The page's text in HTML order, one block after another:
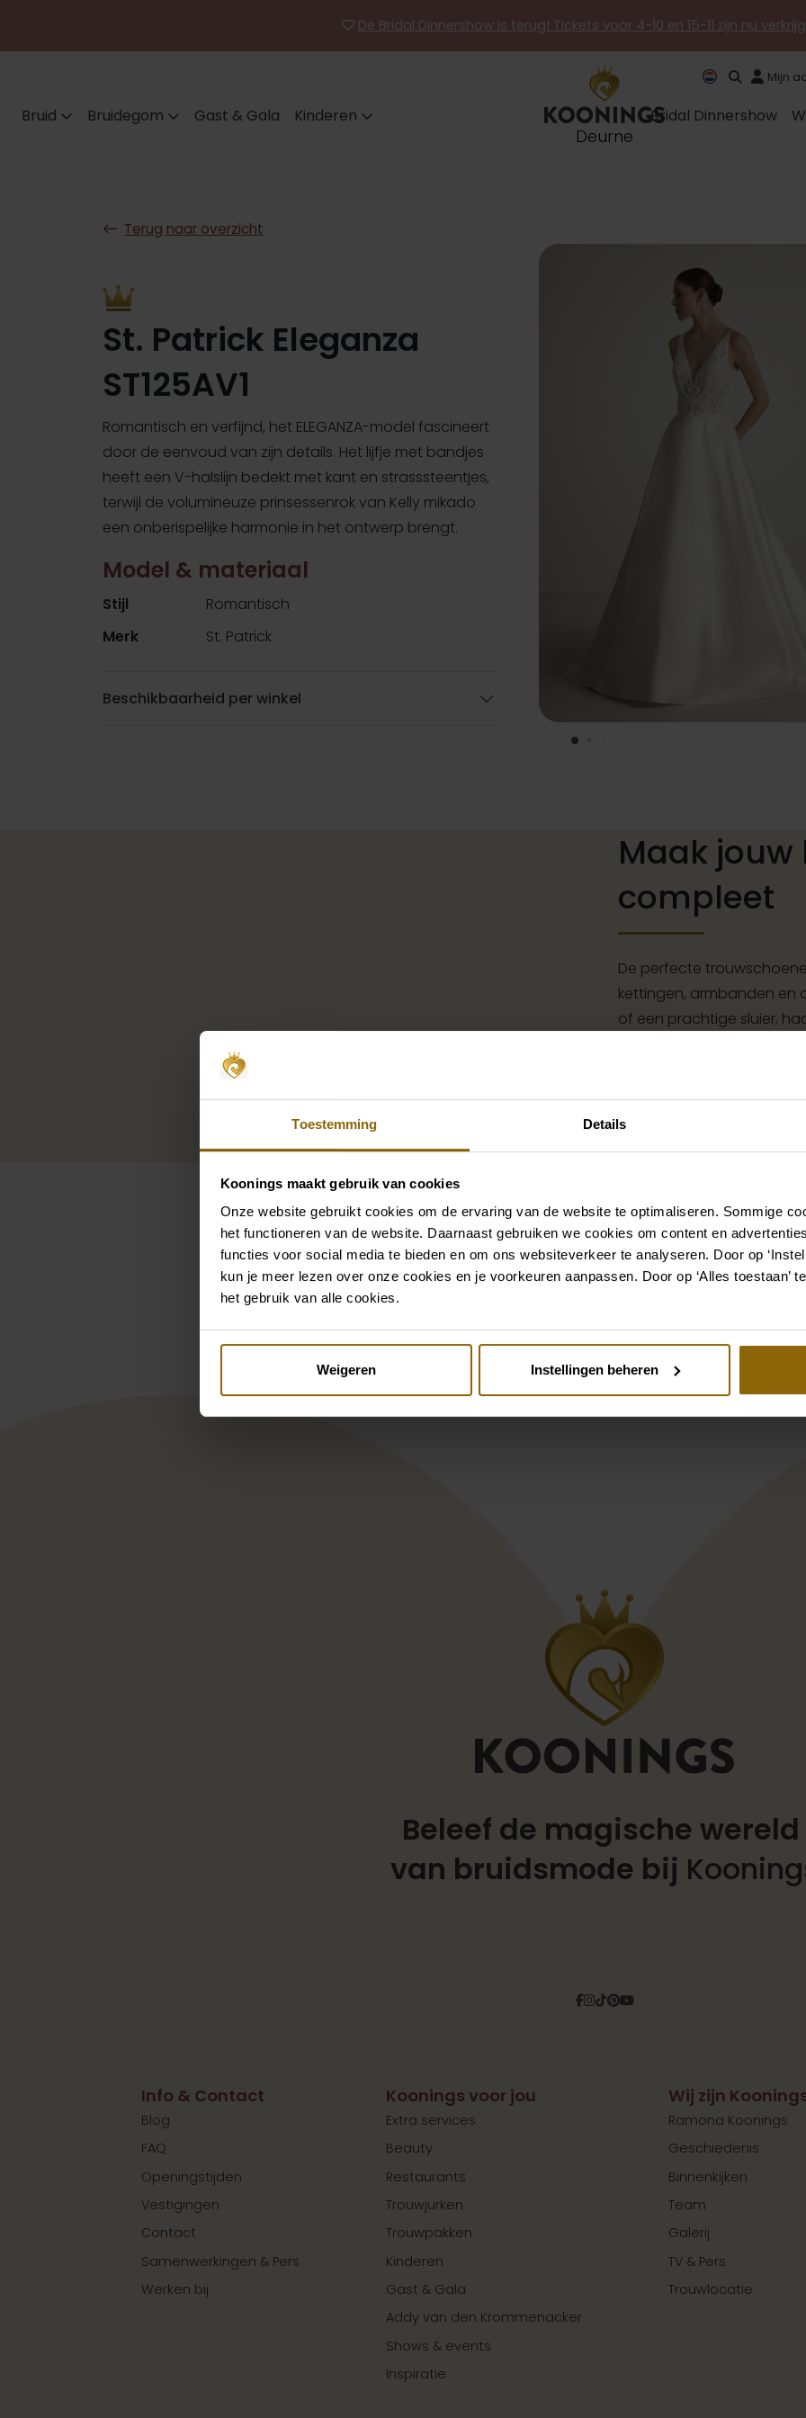
Toestemming Details
Koonings maakt gebruik van cookies
Onze website gebruikt cookies om de ervaring van de website te optimaliseren. Sommige
het functioneren van de website. Daarnaast gebruiken we cookies om content en
functies voor social media te bieden en om ons websiteverkeer te analyseren. Door op
kun je meer lezen over onze cookies en je voorkeuren aanpassen. Door op ‘Alles toestaan’
het gebruik van alle cookies.
Weigeren Instellingen beheren
De Bridal Dinnershow is terug! Tickets voor 4-10 en 15-11 zijn nu
Bruid Bruidegom Gast & Gala Kinderen
Deurne
Mijn
Bridal Dinnershow
Terug naar overzicht
St. Patrick Eleganza
ST125AV1
Romantisch en verfijnd, het ELEGANZA-model fascineert
door de eenvoud van zijn details. Het lijfje met bandjes
heeft een V-halslijn bedekt met kant en strasssteentjes,
terwijl de volumineuze prinsessenrok van Kelly mikado
een onberispelijke harmonie in het ontwerp brengt.
Model & materiaal
Stijl
Romantisch
Merk
St. Patrick
Beschikbaarheid per winkel
Maak
compleet
De perfecte
kettingen, armbanden en
of een prachtige sluier,
vind je de perfecte match
Bekijk ook eens
Alessandra Rinaudo ARAB19761
Pinterest
Milla Nova Velisse + necklace
Pinterest
Modeca
Beleef de magische wereld
van bruidsmode bij
Facebook
Instagram
Tiktok
Pinterest
YouTube
Info & Contact
Blog
FAQ
Openingstijden
Vestigingen
Contact
Samenwerkingen & Pers
Werken bij
Koonings voor jou
Extra services
Beauty
Restaurants
Trouwjurken
Trouwpakken
Kinderen
Gast & Gala
Addy van den Krommenacker
Shows & events
Inspiratie
Wij zijn
Ramona Koonings
Geschiedenis
Binnenkijken
Team
Galerij
TV & Pers
Trouwlocatie